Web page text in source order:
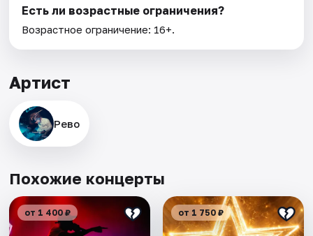
Есть ли возрастные ограничения?
Возрастное ограничение: 16+.
Артист
Рево
Похожие концерты
от 1 400 ₽ от 1 750 ₽